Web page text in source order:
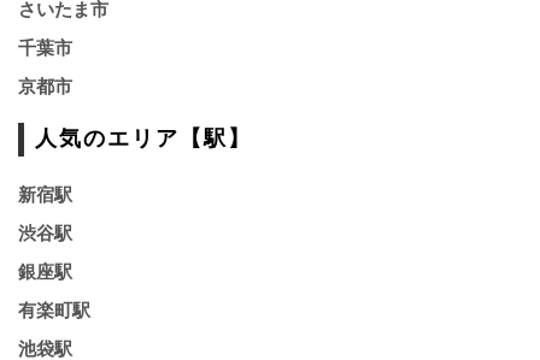
さいたま市
千葉市
京都市
人気のエリア【駅】
新宿駅
渋谷駅
銀座駅
有楽町駅
池袋駅